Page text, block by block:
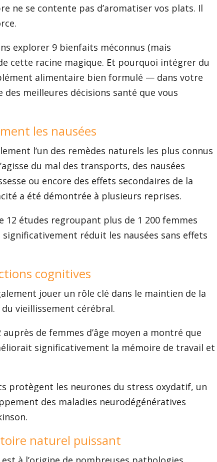
ne se contente pas d’aromatiser vos plats. Il
explorer 9 bienfaits méconnus (mais
cette racine magique. Et pourquoi intégrer du
alimentaire bien formulé — dans votre
meilleures décisions santé que vous
les nausées
l’un des remèdes naturels les plus connus
du mal des transports, des nausées
ou encore des effets secondaires de la
a été démontrée à plusieurs reprises.
12 études regroupant plus de 1 200 femmes
réduit les nausées sans effets
cognitives
jouer un rôle clé dans le maintien de la
vieillissement cérébral.
de femmes d’âge moyen a montré que
significativement la mémoire de travail et
protègent les neurones du stress oxydatif, un
des maladies neurodégénératives
naturel puissant